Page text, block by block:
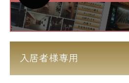
入居者様専用